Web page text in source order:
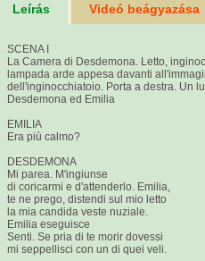
Leírás Videó beágyazása
SCENA I
La Camera di Desdemona. Letto,
lampada arde appesa davanti
dell'inginocchiatoio. Porta a destra. Un
Desdemona ed Emilia
EMILIA
Era più calmo?
DESDEMONA
Mi parea. M'ingiunse
di coricarmi e d'attenderlo. Emilia,
te ne prego, distendi sul mio letto
la mia candida veste nuziale.
Emilia eseguisce
Senti. Se pria di te morir dovessi
mi seppellisci con un di quei veli.